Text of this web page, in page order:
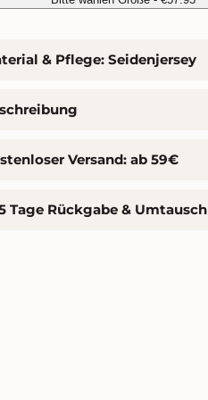
& Pflege: Seidenjersey
Versand: ab 59€
Tage Rückgabe & Umtausch